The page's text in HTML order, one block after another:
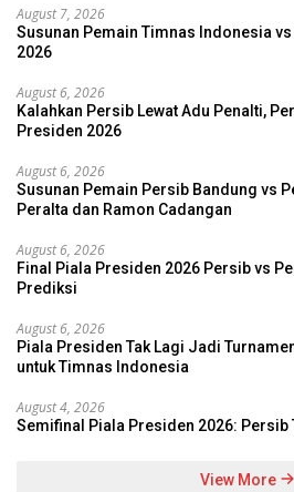
August 7, 2026
Susunan Pemain Timnas Indonesia
2026
August 6, 2026
Kalahkan Persib Lewat Adu Penalti,
Presiden 2026
August 6, 2026
Susunan Pemain Persib Bandung vs
Peralta dan Ramon Cadangan
August 6, 2026
Final Piala Presiden 2026 Persib vs
Prediksi
August 6, 2026
Piala Presiden Tak Lagi Jadi
untuk Timnas Indonesia
August 4, 2026
Semifinal Piala Presiden 2026: Persib
View More